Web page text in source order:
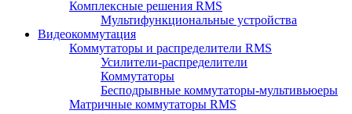
Комплексные решения RMS
Мультифункциональные устройства
Видеокоммутация
Коммутаторы и распределители RMS
Усилители-распределители
Коммутаторы
Бесподрывные коммутаторы-мультивьюеры
Матричные коммутаторы RMS